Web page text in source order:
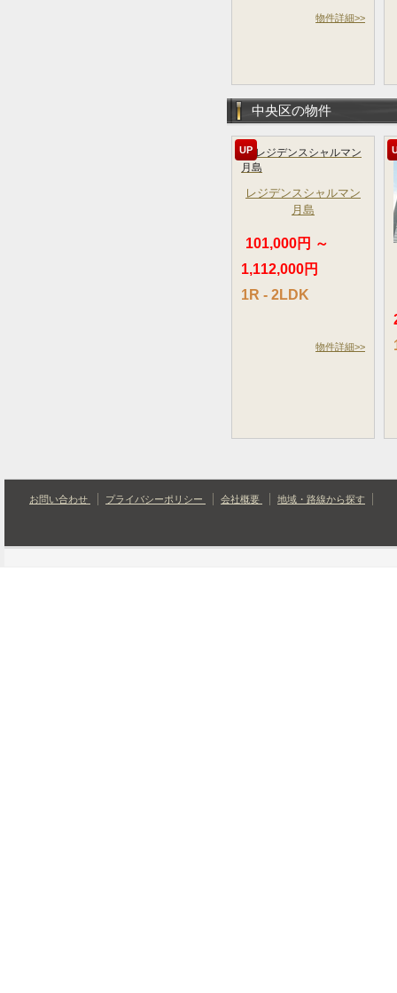
物件詳細>>
中央区の物件
UP
レジデンスシャルマン
月島
101,000円 ～
1,112,000円
1R - 2LDK
物件詳細>>
お問い合わせ プライバシーポリシー 会社概要 地域・路線から探す